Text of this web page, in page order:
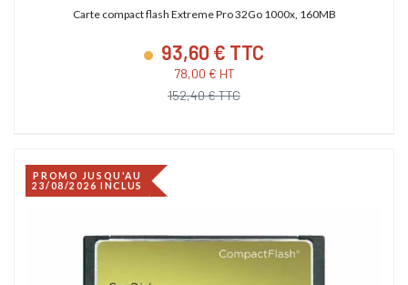
Carte compact flash Extreme Pro 32Go 1000x, 160MB
93,60 € TTC
78,00 € HT
152,40 € TTC
PROMO JUSQU'AU
23/08/2026 INCLUS